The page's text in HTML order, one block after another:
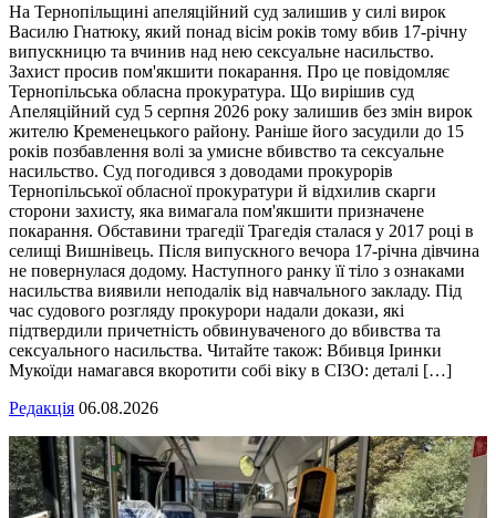
На Тернопільщині апеляційний суд залишив у силі вирок
Василю Гнатюку, який понад вісім років тому вбив 17-річну
випускницю та вчинив над нею сексуальне насильство.
Захист просив пом'якшити покарання. Про це повідомляє
Тернопільська обласна прокуратура. Що вирішив суд
Апеляційний суд 5 серпня 2026 року залишив без змін вирок
жителю Кременецького району. Раніше його засудили до 15
років позбавлення волі за умисне вбивство та сексуальне
насильство. Суд погодився з доводами прокурорів
Тернопільської обласної прокуратури й відхилив скарги
сторони захисту, яка вимагала пом'якшити призначене
покарання. Обставини трагедії Трагедія сталася у 2017 році в
селищі Вишнівець. Після випускного вечора 17-річна дівчина
не повернулася додому. Наступного ранку її тіло з ознаками
насильства виявили неподалік від навчального закладу. Під
час судового розгляду прокурори надали докази, які
підтвердили причетність обвинуваченого до вбивства та
сексуального насильства. Читайте також: Вбивця Іринки
Мукоїди намагався вкоротити собі віку в СІЗО: деталі […]
Редакція 06.08.2026